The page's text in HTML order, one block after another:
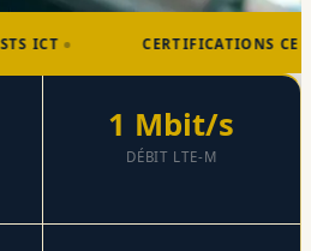
CERTIFICATIONS CE
1 Mbit/s
DÉBIT LTE-M